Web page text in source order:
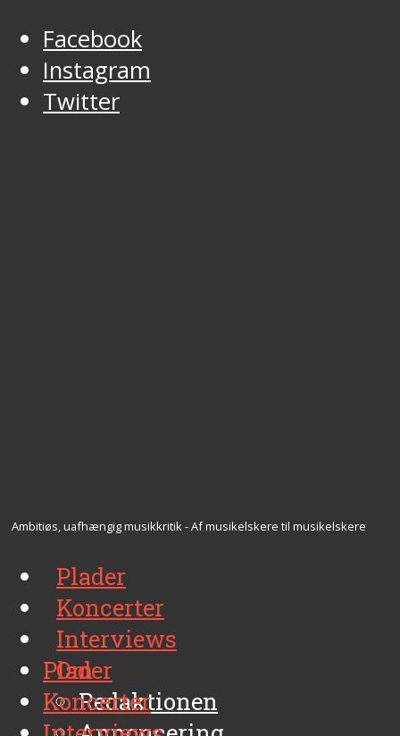
Facebook
Instagram
Twitter
Ambitiøs, uafhængig musikkritik - Af musikelskere til musikelskere
Plader
Koncerter
Interviews
Om
Redaktionen
Plader
Koncerter